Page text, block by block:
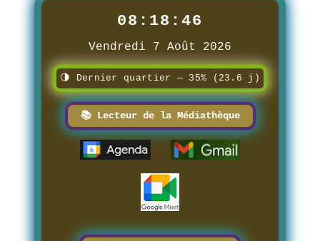
08:18:47
Vendredi 7 Août 2026
🌗 Dernier quartier — 35% (23.6 j)
📚 Lecteur de la Médiathèque